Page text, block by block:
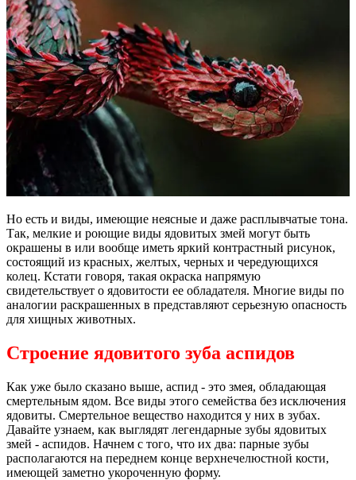
Но есть и виды, имеющие неясные и даже расплывчатые тона.
Так, мелкие и роющие виды ядовитых змей могут быть
окрашены в или вообще иметь яркий контрастный рисунок,
состоящий из красных, желтых, черных и чередующихся
колец. Кстати говоря, такая окраска напрямую
свидетельствует о ядовитости ее обладателя. Многие виды по
аналогии раскрашенных в представляют серьезную опасность
для хищных животных.
Строение ядовитого зуба аспидов
Как уже было сказано выше, аспид - это змея, обладающая
смертельным ядом. Все виды этого семейства без исключения
ядовиты. Смертельное вещество находится у них в зубах.
Давайте узнаем, как выглядят легендарные зубы ядовитых
змей - аспидов. Начнем с того, что их два: парные зубы
располагаются на переднем конце верхнечелюстной кости,
имеющей заметно укороченную форму.